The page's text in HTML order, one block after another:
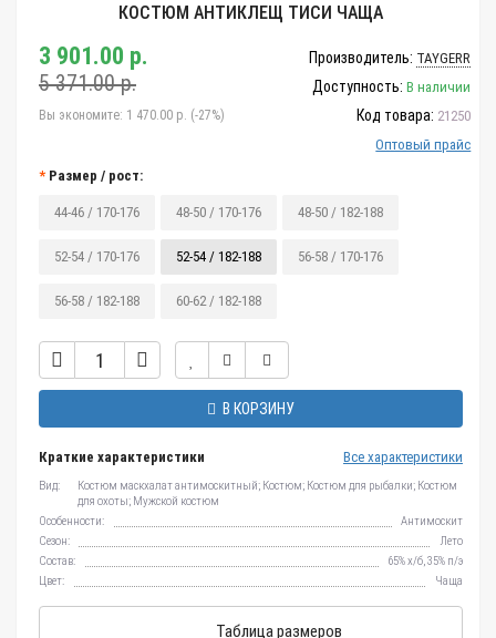
КОСТЮМ АНТИКЛЕЩ ТИСИ ЧАЩА
3 901.00 р.
5 371.00 р.
Вы экономите: 1 470.00 р. (-27%)
Производитель: TAYGERR
Доступность: В наличии
Код товара: 21250
Оптовый прайс
Размер / рост:
44-46 / 170-176 48-50 / 170-176 48-50 / 182-188
52-54 / 170-176 52-54 / 182-188 56-58 / 170-176
56-58 / 182-188 60-62 / 182-188
В КОРЗИНУ
Краткие характеристики Все характеристики
Вид:
Костюм маскхалат антимоскитный; Костюм; Костюм для рыбалки; Костюм
для охоты; Мужской костюм
Особенности:
Антимоскит
Сезон:
Лето
Состав:
65% х/б, 35% п/э
Цвет:
Чаща
Таблица размеров